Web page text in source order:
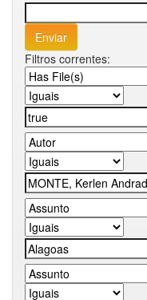
Filtros correntes: